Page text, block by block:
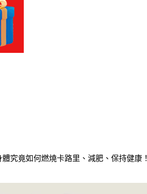
究竟如何燃燒卡路里、減肥、保持健康！